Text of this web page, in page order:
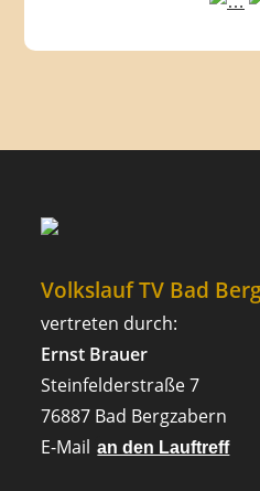
Volkslauf TV Bad
vertreten durch:
Ernst Brauer
Steinfelderstraße 7
76887 Bad Bergzabern
E-Mail an den Lauftreff